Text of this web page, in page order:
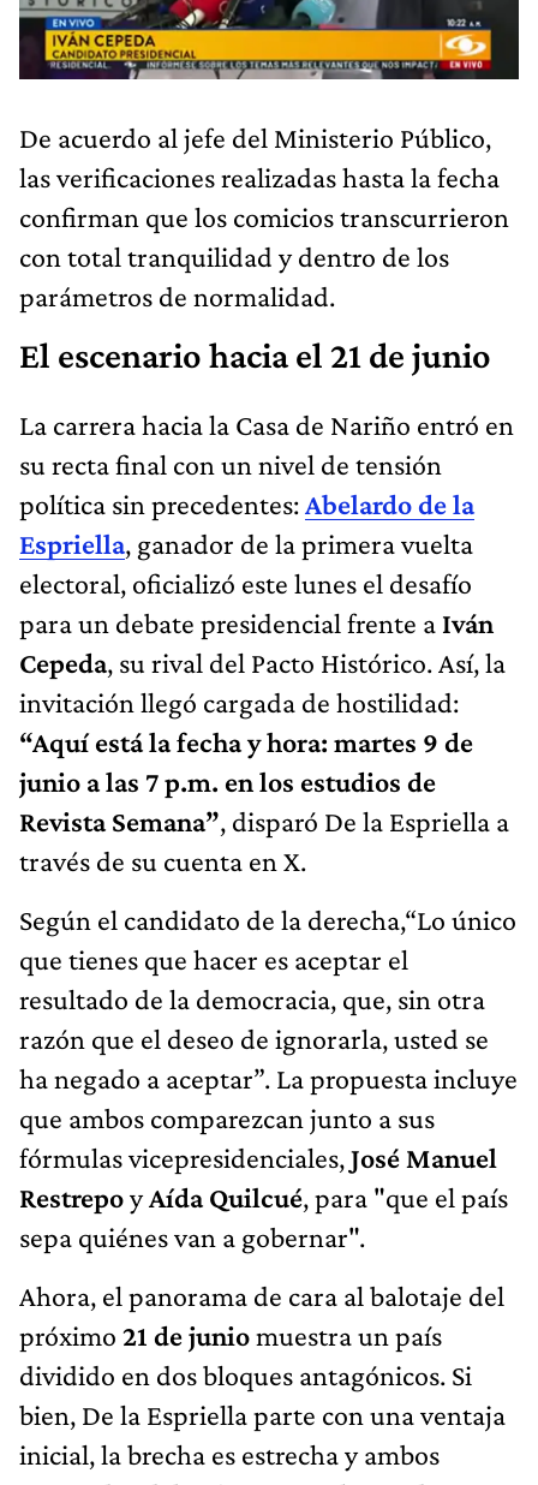
De acuerdo al jefe del Ministerio Público,
las verificaciones realizadas hasta la fecha
confirman que los comicios transcurrieron
con total tranquilidad y dentro de los
parámetros de normalidad.
El escenario hacia el 21 de junio
La carrera hacia la Casa de Nariño entró en
su recta final con un nivel de tensión
política sin precedentes:Abelardo de la
Espriella, ganador de la primera vuelta
electoral, oficializó este lunes el desafío
para un debate presidencial frente a Iván
Cepeda, su rival del Pacto Histórico. Así, la
invitación llegó cargada de hostilidad:
“Aquí está la fecha y hora: martes 9 de
junio a las 7 p.m. en los estudios de
Revista Semana”, disparó De la Espriella a
través de su cuenta en X.
Según el candidato de la derecha,“Lo único
que tienes que hacer es aceptar el
resultado de la democracia, que, sin otra
razón que el deseo de ignorarla, usted se
ha negado a aceptar”. La propuesta incluye
que ambos comparezcan junto a sus
fórmulas vicepresidenciales,José Manuel
RestrepoyAída Quilcué, para "que el país
sepa quiénes van a gobernar".
Ahora, el panorama de cara al balotaje del
próximo 21 de juniomuestra un país
dividido en dos bloques antagónicos. Si
bien, De la Espriella parte con una ventaja
inicial, la brecha es estrecha y ambos